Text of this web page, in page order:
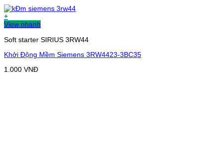
+
View nhanh
Soft starter SIRIUS 3RW44
Khởi Động Mềm Siemens 3RW4423-3BC35
1.000 VNĐ